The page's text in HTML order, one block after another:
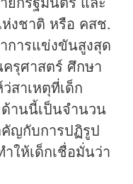
งชาติ หรือ คสช.
ารแข่งขันสูงสุด
รุศาสตร์ ศึกษา
สาเหตุที่เด็ก
านนี้เป็นจำนวน
คัญกับการปฏิรูป
ให้เด็กเชื่อมั่นว่า